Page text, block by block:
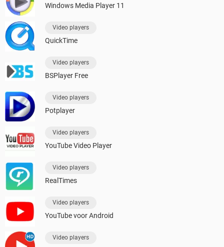
Windows Media Player 11
Video players
QuickTime
Video players
BSPlayer Free
Video players
Potplayer
Video players
YouTube Video Player
Video players
RealTimes
Video players
YouTube voor Android
Video players